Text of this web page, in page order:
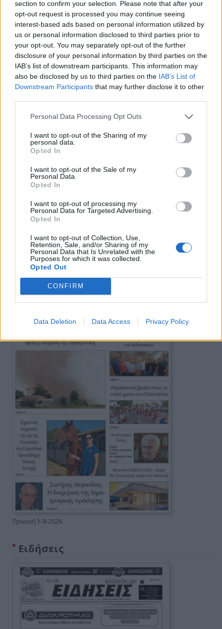
section to confirm your selection. Please note that after your
opt-out request is processed you may continue seeing
interest-based ads based on personal information utilized by
us or personal information disclosed to third parties prior to
your opt-out. You may separately opt-out of the further
disclosure of your personal information by third parties on the
IAB’s list of downstream participants. This information may
also be disclosed by us to third parties on the IAB’s List of
Downstream Participants that may further disclose it to other
Personal Data Processing Opt Outs
I want to opt-out of the Sharing of my
personal data.
Opted In
I want to opt-out of the Sale of my
Personal Data.
Opted In
I want to opt-out of processing my
Personal Data for Targeted Advertising.
Opted In
I want to opt-out of Collection, Use,
Retention, Sale, and/or Sharing of my
Personal Data that Is Unrelated with the
Purposes for which it was collected.
Opted Out
CONFIRM
Data Deletion Data Access Privacy Policy
Πρωινή
Πρωινή 5-8-2026
Ειδήσεις